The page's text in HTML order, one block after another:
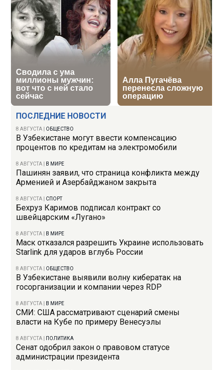
ПОСЛЕДНИЕ НОВОСТИ
8 АВГУСТА ОБЩЕСТВО
В Узбекистане могут ввести компенсацию
процентов по кредитам на электромобили
8 АВГУСТА В МИРЕ
Пашинян заявил, что страница конфликта между
Арменией и Азербайджаном закрыта
8 АВГУСТА СПОРТ
Бехруз Каримов подписал контракт со
швейцарским «Лугано»
8 АВГУСТА В МИРЕ
Маск отказался разрешить Украине использовать
Starlink для ударов вглубь России
8 АВГУСТА ОБЩЕСТВО
В Узбекистане выявили волну кибератак на
госорганизации и компании через RDP
8 АВГУСТА В МИРЕ
СМИ: США рассматривают сценарий смены
власти на Кубе по примеру Венесуэлы
8 АВГУСТА ПОЛИТИКА
Сенат одобрил закон о правовом статусе
администрации президента